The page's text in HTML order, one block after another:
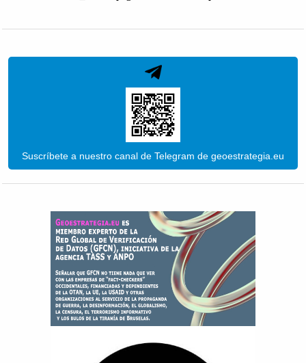
Suscríbete a nuestro canal de Telegram de geoestrategia.eu